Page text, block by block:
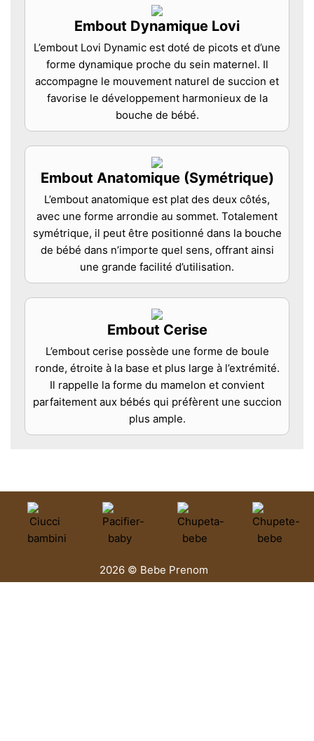
Embout Dynamique Lovi
L’embout Lovi Dynamic est doté de picots et d’une
forme dynamique proche du sein maternel. Il
accompagne le mouvement naturel de succion et
favorise le développement harmonieux de la
bouche de bébé.
Embout Anatomique (Symétrique)
L’embout anatomique est plat des deux côtés,
avec une forme arrondie au sommet. Totalement
symétrique, il peut être positionné dans la bouche
de bébé dans n’importe quel sens, offrant ainsi
une grande facilité d’utilisation.
Embout Cerise
L’embout cerise possède une forme de boule
ronde, étroite à la base et plus large à l’extrémité.
Il rappelle la forme du mamelon et convient
parfaitement aux bébés qui préfèrent une succion
plus ample.
2026 © Bebe Prenom